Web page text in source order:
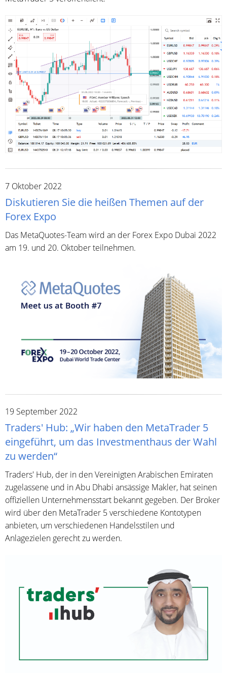
7 Oktober 2022
Diskutieren Sie die heißen Themen auf der
Forex Expo
Das MetaQuotes-Team wird an der Forex Expo Dubai 2022
am 19. und 20. Oktober teilnehmen.
19 September 2022
Traders' Hub: „Wir haben den MetaTrader 5
eingeführt, um das Investmenthaus der Wahl
zu werden“
Traders' Hub, der in den Vereinigten Arabischen Emiraten
zugelassene und in Abu Dhabi ansässige Makler, hat seinen
offiziellen Unternehmensstart bekannt gegeben. Der Broker
wird über den MetaTrader 5 verschiedene Kontotypen
anbieten, um verschiedenen Handelsstilen und
Anlagezielen gerecht zu werden.